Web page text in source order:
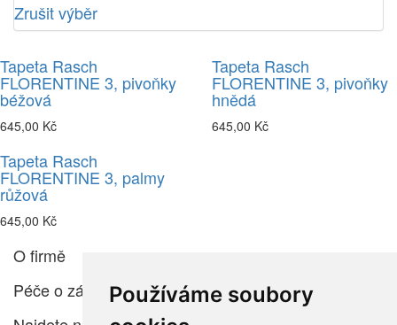
Používáme soubory
Zrušit výběr
Tapeta Rasch
FLORENTINE 3, pivoňky
béžová
645,00 Kč
Tapeta Rasch
FLORENTINE 3, pivoňky
hnědá
645,00 Kč
Tapeta Rasch
FLORENTINE 3, palmy
růžová
645,00 Kč
O firmě
Péče o zákazníka